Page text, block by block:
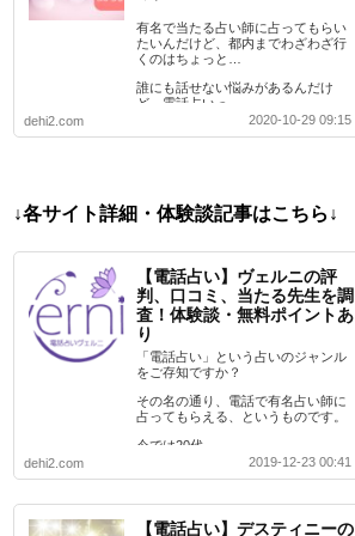
有名で当たる占い師に占ってもらい
たいんだけど、都内までわざわざ行
くのはちょっと…
誰にも話せない悩みがあるんだけ
ど、電話占いっ…
dehi2.com
2020-10-29 09:15
↓各サイト詳細・体験談記事はこちら↓
【電話占い】ヴェルニの評
判、口コミ、当たる先生を調
査！体験談・無料ポイントあ
り
「電話占い」という占いのジャンル
をご存知ですか？
その名の通り、電話で有名占い師に
占ってもらえる、というものです。
今では20代…
dehi2.com
2019-12-23 00:41
【電話占い】デスティニーの